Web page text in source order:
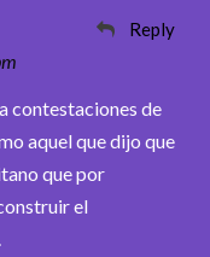
Reply
contestaciones de
aquel que dijo que
que por
el